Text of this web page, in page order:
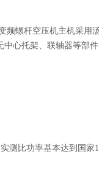
螺杆空压机主机采用
心托架、联轴器等部
测比功率基本达到国家